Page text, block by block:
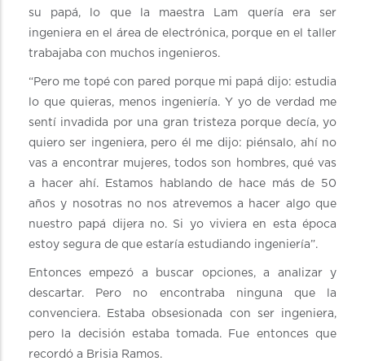
su papá, lo que la maestra Lam quería era ser
ingeniera en el área de electrónica, porque en el taller
trabajaba con muchos ingenieros.
“Pero me topé con pared porque mi papá dijo: estudia
lo que quieras, menos ingeniería. Y yo de verdad me
sentí invadida por una gran tristeza porque decía, yo
quiero ser ingeniera, pero él me dijo: piénsalo, ahí no
vas a encontrar mujeres, todos son hombres, qué vas
a hacer ahí. Estamos hablando de hace más de 50
años y nosotras no nos atrevemos a hacer algo que
nuestro papá dijera no. Si yo viviera en esta época
estoy segura de que estaría estudiando ingeniería”.
Entonces empezó a buscar opciones, a analizar y
descartar. Pero no encontraba ninguna que la
convenciera. Estaba obsesionada con ser ingeniera,
pero la decisión estaba tomada. Fue entonces que
recordó a Brisia Ramos.